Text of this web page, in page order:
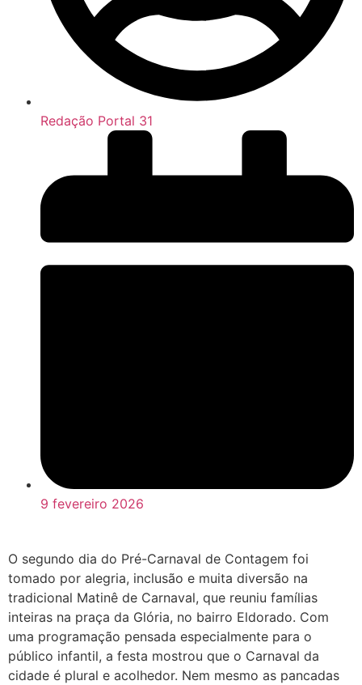
Redação Portal 31
9 fevereiro 2026
O segundo dia do Pré-Carnaval de Contagem foi
tomado por alegria, inclusão e muita diversão na
tradicional Matinê de Carnaval, que reuniu famílias
inteiras na praça da Glória, no bairro Eldorado. Com
uma programação pensada especialmente para o
público infantil, a festa mostrou que o Carnaval da
cidade é plural e acolhedor. Nem mesmo as pancadas